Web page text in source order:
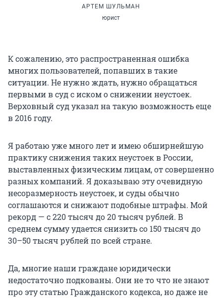
АРТЕМ ШУЛЬМАН
юрист
К сожалению, это распространенная ошибка
многих пользователей, попавших в такие
ситуации. Не нужно ждать, нужно обращаться
первыми в суд с иском о снижении неустоек.
Верховный суд указал на такую возможность еще
в 2016 году.
Я работаю уже много лет и имею обширнейшую
практику снижения таких неустоек в России,
выставленных физическим лицам, от совершенно
разных компаний. Я доказываю эту очевидную
несоразмерность неустоек, и суды обычно
соглашаются и снижают подобные штрафы. Мой
рекорд — с220 тысяч до20 тысяч рублей. В
среднем сумму удается снизить со 150 тысяч до
30–50 тысяч рублей по всей стране.
Да, многие наши граждане юридически
недостаточно подкованы. Они не то что не знают
про эту статью Гражданского кодекса, но даже не